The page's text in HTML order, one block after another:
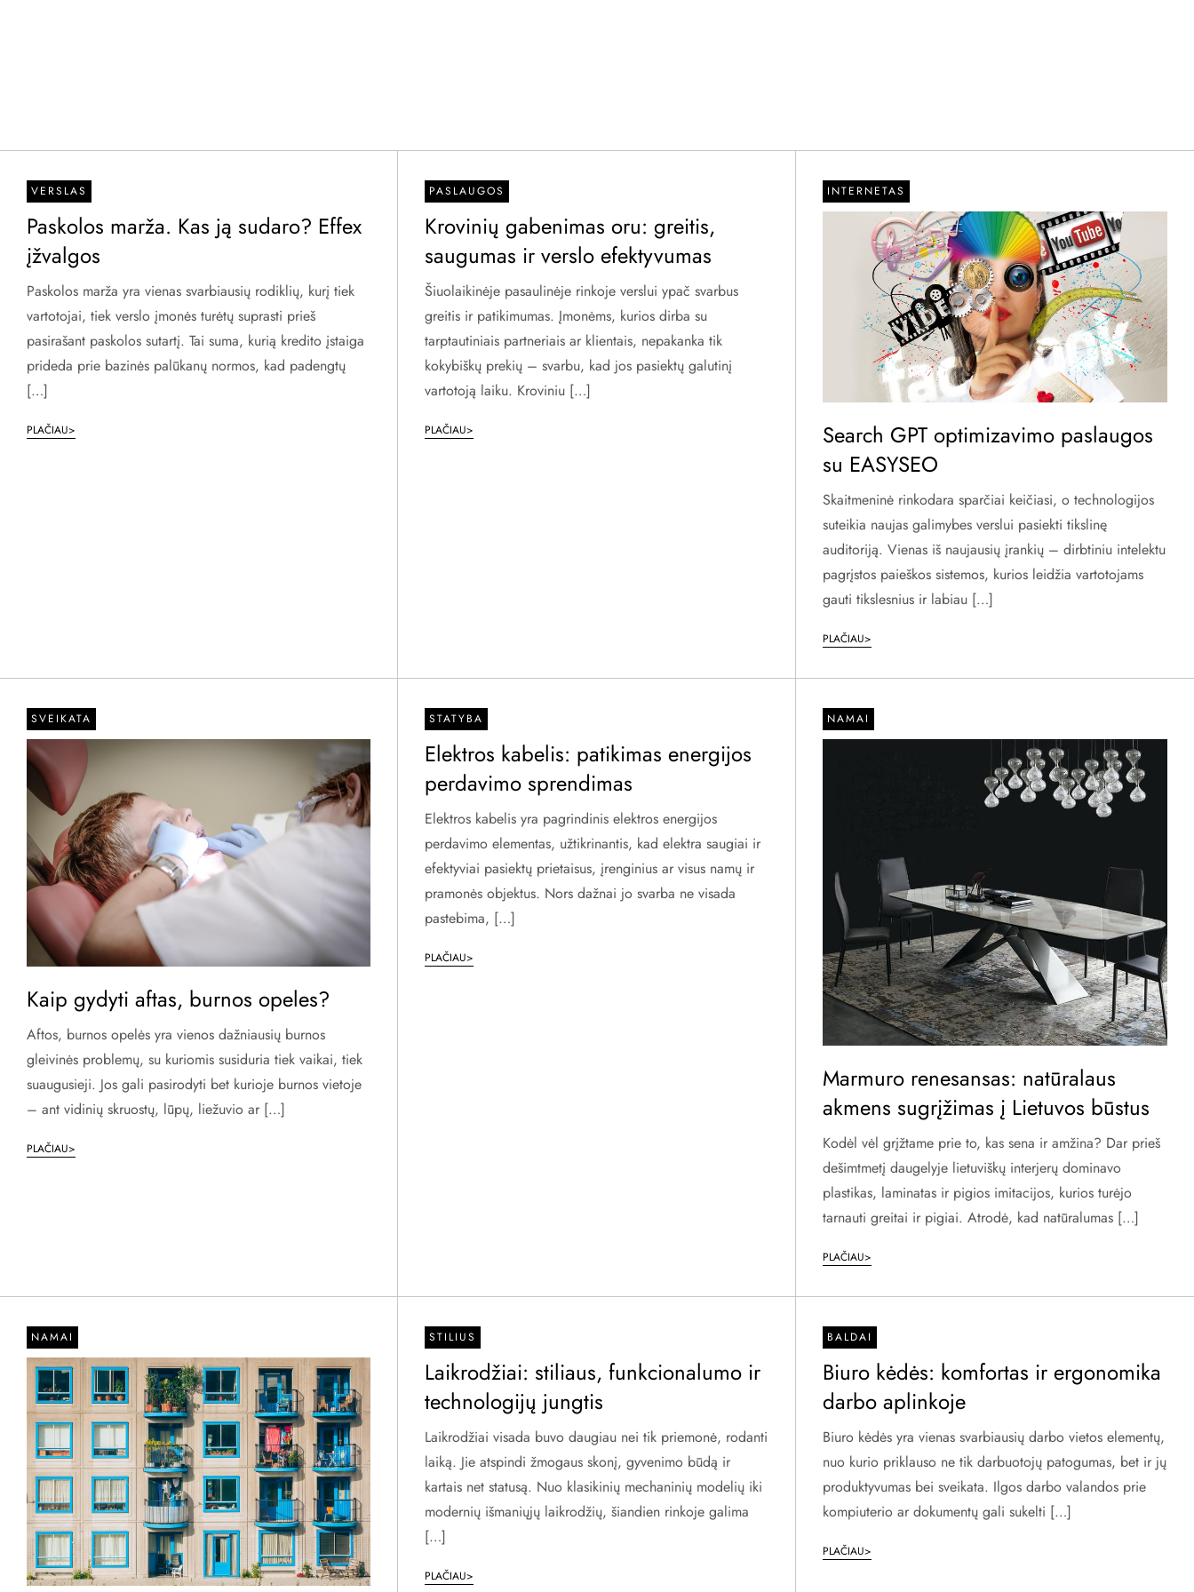
VERSLAS
Paskolos marža. Kas ją sudaro? Effex
įžvalgos
Paskolos marža yra vienas svarbiausių rodiklių, kurį tiek
vartotojai, tiek verslo įmonės turėtų suprasti prieš
pasirašant paskolos sutartį. Tai suma, kurią kredito įstaiga
prideda prie bazinės palūkanų normos, kad padengtų
[…]
PLAČIAU>
PASLAUGOS
Krovinių gabenimas oru: greitis,
saugumas ir verslo efektyvumas
Šiuolaikinėje pasaulinėje rinkoje verslui ypač svarbus
greitis ir patikimumas. Įmonėms, kurios dirba su
tarptautiniais partneriais ar klientais, nepakanka tik
kokybiškų prekių – svarbu, kad jos pasiektų galutinį
vartotoją laiku. Kroviniu […]
PLAČIAU>
INTERNETAS
Search GPT optimizavimo paslaugos
su EASYSEO
Skaitmeninė rinkodara sparčiai keičiasi, o technologijos
suteikia naujas galimybes verslui pasiekti tikslinę
auditoriją. Vienas iš naujausių įrankių – dirbtiniu intelektu
pagrįstos paieškos sistemos, kurios leidžia vartotojams
gauti tikslesnius ir labiau […]
PLAČIAU>
SVEIKATA
Kaip gydyti aftas, burnos opeles?
Aftos, burnos opelės yra vienos dažniausių burnos
gleivinės problemų, su kuriomis susiduria tiek vaikai, tiek
suaugusieji. Jos gali pasirodyti bet kurioje burnos vietoje
– ant vidinių skruostų, lūpų, liežuvio ar […]
PLAČIAU>
STATYBA
Elektros kabelis: patikimas energijos
perdavimo sprendimas
Elektros kabelis yra pagrindinis elektros energijos
perdavimo elementas, užtikrinantis, kad elektra saugiai ir
efektyviai pasiektų prietaisus, įrenginius ar visus namų ir
pramonės objektus. Nors dažnai jo svarba ne visada
pastebima, […]
PLAČIAU>
NAMAI
Marmuro renesansas: natūralaus
akmens sugrįžimas į Lietuvos būstus
Kodėl vėl grįžtame prie to, kas sena ir amžina? Dar prieš
dešimtmetį daugelyje lietuviškų interjerų dominavo
plastikas, laminatas ir pigios imitacijos, kurios turėjo
tarnauti greitai ir pigiai. Atrodė, kad natūralumas […]
PLAČIAU>
NAMAI STILIUS
Laikrodžiai: stiliaus, funkcionalumo ir
technologijų jungtis
Laikrodžiai visada buvo daugiau nei tik priemonė, rodanti
laiką. Jie atspindi žmogaus skonį, gyvenimo būdą ir
kartais net statusą. Nuo klasikinių mechaninių modelių iki
modernių išmaniųjų laikrodžių, šiandien rinkoje galima
[…]
PLAČIAU>
BALDAI
Biuro kėdės: komfortas ir ergonomika
darbo aplinkoje
Biuro kėdės yra vienas svarbiausių darbo vietos elementų,
nuo kurio priklauso ne tik darbuotojų patogumas, bet ir jų
produktyvumas bei sveikata. Ilgos darbo valandos prie
kompiuterio ar dokumentų gali sukelti […]
PLAČIAU>